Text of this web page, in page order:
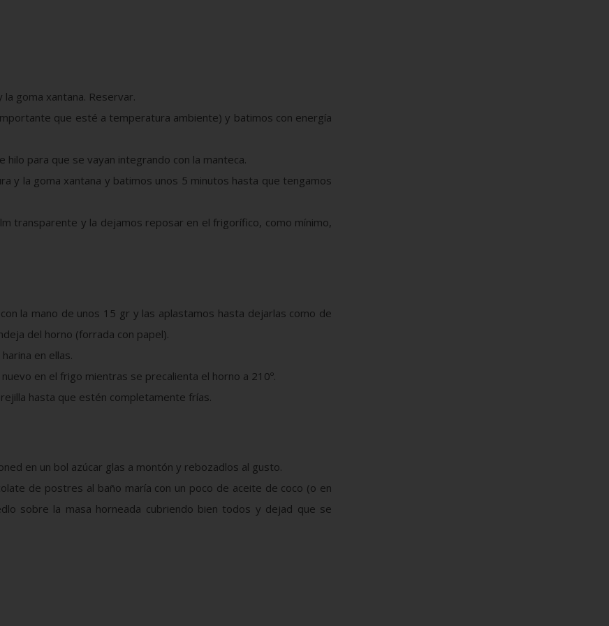
goma xantana. Reservar.
que esté a temperatura ambiente) y batimos con energía
para que se vayan integrando con la manteca.
y la goma xantana y batimos unos 5 minutos hasta que tengamos
transparente y la dejamos reposar en el frigorífico, como mínimo,
la mano de unos 15 gr y las aplastamos hasta dejarlas como de
del horno (forrada con papel).
en ellas.
en el frigo mientras se precalienta el horno a 210º.
hasta que estén completamente frías.
en un bol azúcar glas a montón y rebozadlos al gusto.
de postres al baño maría con un poco de aceite de coco (o en
sobre la masa horneada cubriendo bien todos y dejad que se